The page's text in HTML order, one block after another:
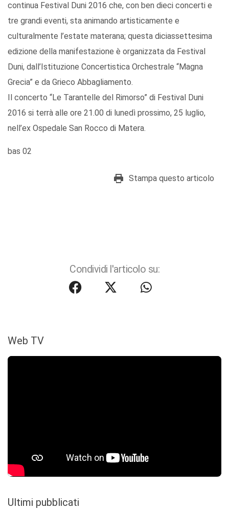
continua Festival Duni 2016 che, con ben dieci concerti e
tre grandi eventi, sta animando artisticamente e
culturalmente l’estate materana; questa diciassettesima
edizione della manifestazione è organizzata da Festival
Duni, dall’Istituzione Concertistica Orchestrale “Magna
Grecia” e da Grieco Abbagliamento.
Il concerto “Le Tarantelle del Rimorso” di Festival Duni
2016 si terrà alle ore 21.00 di lunedì prossimo, 25 luglio,
nell’ex Ospedale San Rocco di Matera.
bas 02
Stampa questo articolo
Condividi l'articolo su:
Web TV
Ultimi pubblicati